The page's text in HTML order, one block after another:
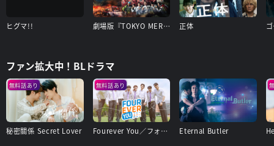
ヒグマ!! 劇場版『TOKYO MER～走る緊急救命室～南海ミッション』 正体
ファン拡大中！BLドラマ
無料話あり
秘密關係 Secret Lover
無料話あり
Fourever You／フォーエバー・ユー Eternal Butler